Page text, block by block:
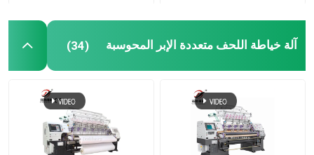
آلة خياطة اللحف متعددة الإبر المحوسبة (34)